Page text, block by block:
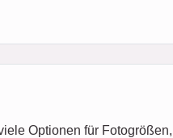
Optionen für